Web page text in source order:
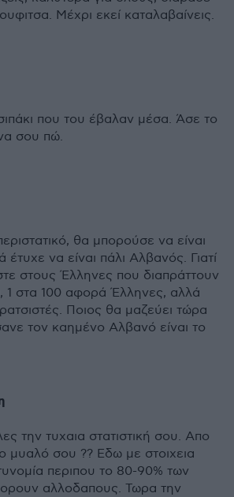
Μέχρι εκεί καταλαβαίνεις.
που του έβαλαν μέσα. Άσε το
σου πώ.
θα μπορούσε να είναι
να είναι πάλι Αλβανός. Γιατί
στους Έλληνες που διαπράττουν
1 στα 100 αφορά Έλληνες, αλλά
Ποιος θα μαζεύει τώρα
τον καημένο Αλβανό είναι το
την τυχαια στατιστική σου. Απο
μυαλό σου ?? Εδω με στοιχεια
περιπου το 80-90% των
αλλοδαπους. Τωρα την